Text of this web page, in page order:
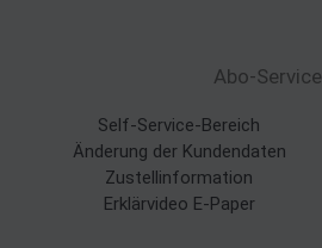
Abo-Service
Self-Service-Bereich
Änderung der Kundendaten
Zustellinformation
Erklärvideo E-Paper